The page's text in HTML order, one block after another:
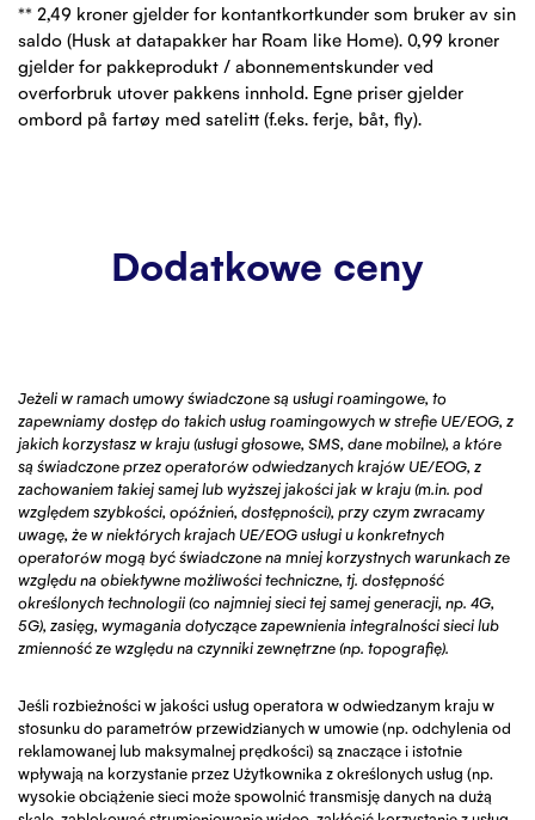
** 2,49 kroner gjelder for kontantkortkunder som bruker av sin
saldo (Husk at datapakker har Roam like Home). 0,99 kroner
gjelder for pakkeprodukt / abonnementskunder ved
overforbruk utover pakkens innhold. Egne priser gjelder
ombord på fartøy med satelitt (f.eks. ferje, båt, fly).
Dodatkowe ceny
Jeżeli w ramach umowy świadczone są usługi roamingowe, to
zapewniamy dostęp do takich usług roamingowych w strefie UE/EOG, z
jakich korzystasz w kraju (usługi głosowe, SMS, dane mobilne), a które
są świadczone przez operatorów odwiedzanych krajów UE/EOG, z
zachowaniem takiej samej lub wyższej jakości jak w kraju (m.in. pod
względem szybkości, opóźnień, dostępności), przy czym zwracamy
uwagę, że w niektórych krajach UE/EOG usługi u konkretnych
operatorów mogą być świadczone na mniej korzystnych warunkach ze
względu na obiektywne możliwości techniczne, tj. dostępność
określonych technologii (co najmniej sieci tej samej generacji, np. 4G,
5G), zasięg, wymagania dotyczące zapewnienia integralności sieci lub
zmienność ze względu na czynniki zewnętrzne (np. topografię).
Jeśli rozbieżności w jakości usług operatora w odwiedzanym kraju w
stosunku do parametrów przewidzianych w umowie (np. odchylenia od
reklamowanej lub maksymalnej prędkości) są znaczące i istotnie
wpływają na korzystanie przez Użytkownika z określonych usług (np.
wysokie obciążenie sieci może spowolnić transmisję danych na dużą